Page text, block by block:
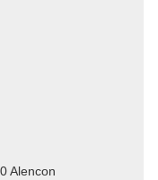
Alencon